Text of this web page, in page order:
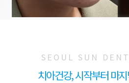
SEOUL SUN
치아건강, 시작부터 마